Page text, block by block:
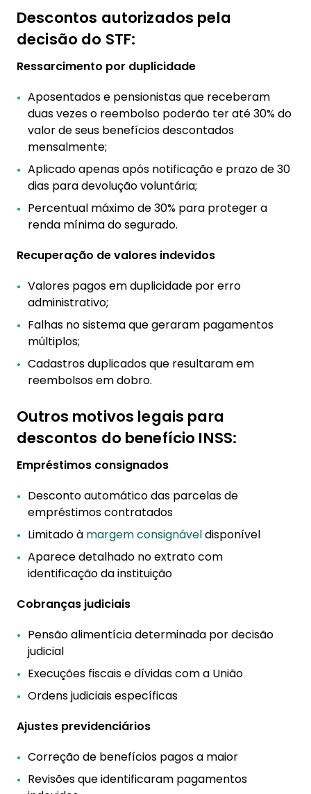
Descontos autorizados pela
decisão do STF:
Ressarcimento por duplicidade
Aposentados e pensionistas que receberam
duas vezes o reembolso poderão ter até 30% do
valor de seus benefícios descontados
mensalmente;
Aplicado apenas após notificação e prazo de 30
dias para devolução voluntária;
Percentual máximo de 30% para proteger a
renda mínima do segurado.
Recuperação de valores indevidos
Valores pagos em duplicidade por erro
administrativo;
Falhas no sistema que geraram pagamentos
múltiplos;
Cadastros duplicados que resultaram em
reembolsos em dobro.
Outros motivos legais para
descontos do benefício INSS:
Empréstimos consignados
Desconto automático das parcelas de
empréstimos contratados
Limitado à margem consignáveldisponível
Aparece detalhado no extrato com
identificação da instituição
Cobranças judiciais
Pensão alimentícia determinada por decisão
judicial
Execuções fiscais e dívidas com a União
Ordens judiciais específicas
Ajustes previdenciários
Correção de benefícios pagos a maior
Revisões que identificaram pagamentos